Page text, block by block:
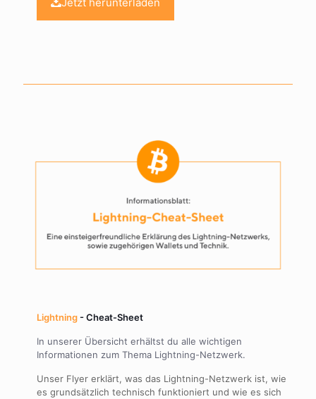
Jetzt herunterladen
Lightning- Cheat-Sheet
In unserer Übersicht erhältst du alle wichtigen
Informationen zum Thema Lightning-Netzwerk.
Unser Flyer erklärt, was das Lightning-Netzwerk ist, wie
es grundsätzlich technisch funktioniert und wie es sich